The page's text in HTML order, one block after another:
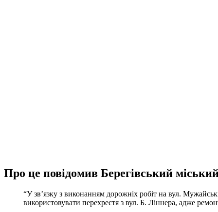
Про це повідомив Берегівський
“У зв’язку з виконанням дорожніх робіт на вул.
використовувати перехрестя з вул. Б. Ліннера, адже